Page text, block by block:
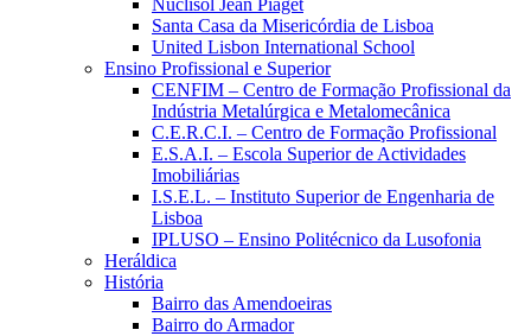
Nuclisol Jean Piaget
Santa Casa da Misericórdia de Lisboa
United Lisbon International School
Ensino Profissional e Superior
CENFIM – Centro de Formação Profissional da
Indústria Metalúrgica e Metalomecânica
C.E.R.C.I. – Centro de Formação Profissional
E.S.A.I. – Escola Superior de Actividades
Imobiliárias
I.S.E.L. – Instituto Superior de Engenharia de
Lisboa
IPLUSO – Ensino Politécnico da Lusofonia
Heráldica
História
Bairro das Amendoeiras
Bairro do Armador